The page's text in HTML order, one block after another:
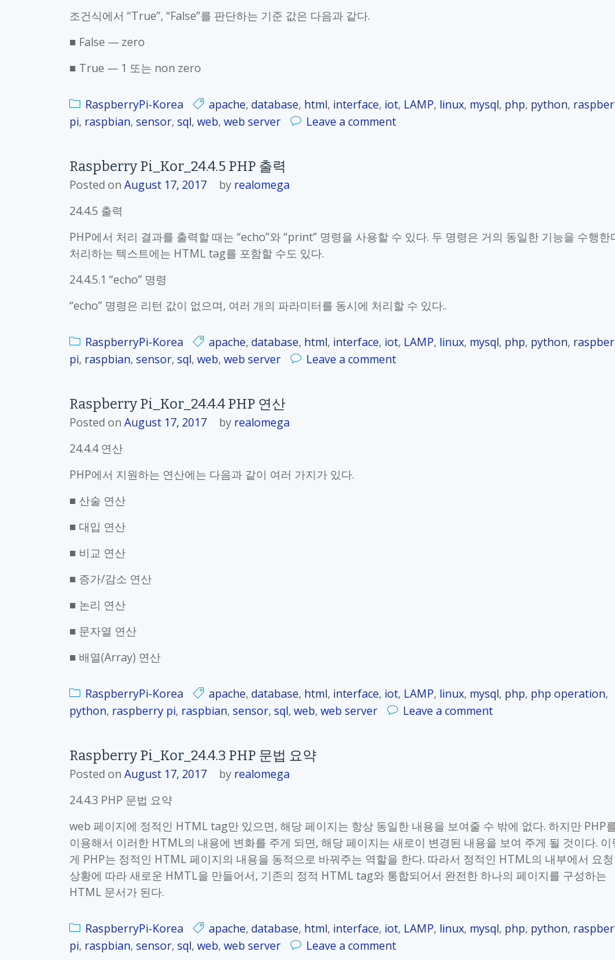
f
)
K
.
P
리
의
조건식에서 “True”, “False”를 판단하는 기준 값은 다음과 같다.
■ False — zero
■ True — 1 또는 non zero
RaspberryPi-Korea apache, database, html, interface, iot, LAMP, linux, mysql, php, python,
pi, raspbian, sensor, sql, web, web server Leave a comment
e
P
K
Raspberry Pi_Kor_24.4.5 PHP 출력
Posted on August 17, 2017 by realomega
24.4.5 출력
PHP에서 처리 결과를 출력할 때는 “echo”와 “print” 명령을 사용할 수 있다. 두 명령은 거의 동일한 기능을 수행한
처리하는 텍스트에는 HTML tag를 포함할 수도 있다.
24.4.5.1 “echo” 명령
“echo” 명령은 리턴 값이 없으며, 여러 개의 파라미터를 동시에 처리할 수 있다..
RaspberryPi-Korea apache, database, html, interface, iot, LAMP, linux, mysql, php, python,
pi, raspbian, sensor, sql, web, web server Leave a comment
.
4
력
Raspberry Pi_Kor_24.4.4 PHP 연산
Posted on August 17, 2017 by realomega
24.4.4 연산
PHP에서 지원하는 연산에는 다음과 같이 여러 가지가 있다.
■ 산술 연산
■ 대입 연산
■ 비교 연산
■ 증가/감소 연산
■ 논리 연산
■ 문자열 연산
■ 배열(Array) 연산
RaspberryPi-Korea apache, database, html, interface, iot, LAMP, linux, mysql, php, php operation,
python, raspberry pi, raspbian, sensor, sql, web, web server Leave a comment
e
r
r
y
_
Raspberry Pi_Kor_24.4.3 PHP 문법 요약
Posted on August 17, 2017 by realomega
24.4.3 PHP 문법 요약
web 페이지에 정적인 HTML tag만 있으면, 해당 페이지는 항상 동일한 내용을 보여줄 수 밖에 없다. 하지만 PHP
이용해서 이러한 HTML의 내용에 변화를 주게 되면, 해당 페이지는 새로이 변경된 내용을 보여 주게 될 것이다. 이
게 PHP는 정적인 HTML 페이지의 내용을 동적으로 바꿔주는 역할을 한다. 따라서 정적인 HTML의 내부에서 요
상황에 따라 새로운 HMTL을 만들어서, 기존의 정적 HTML tag와 통합되어서 완전한 하나의 페이지를 구성하는
HTML 문서가 된다.
RaspberryPi-Korea apache, database, html, interface, iot, LAMP, linux, mysql, php, python,
pi, raspbian, sensor, sql, web, web server Leave a comment